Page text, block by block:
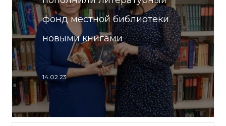
фонд местной библиотеки
новыми книгами
14.02.23